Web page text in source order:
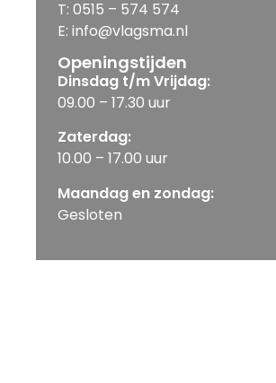
T: 0515 – 574 574
E: info@vlagsma.nl
Openingstijden
Dinsdag t/m Vrijdag:
09.00 – 17.30 uur
Zaterdag:
10.00 – 17.00 uur
Maandag en zondag:
Gesloten